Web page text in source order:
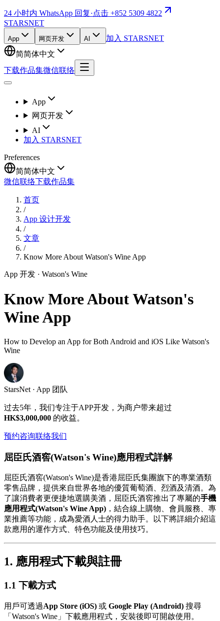
24 小时内 WhatsApp 回复·点击 +852 5309 4822
STARSNET
App 网页开发 AI
加入 STARSNET
简简体中文
下载作品集微信联络
App
网页开发
AI
加入 STARSNET
Preferences
简简体中文
微信联络下载作品集
首页
/
App 设计开发
/
文章
/
Know More About Watson's Wine App
App 开发 · Watson's Wine
Know More About Watson's
Wine App
How to Develop an App for Both Android and iOS Like Watson's
Wine
StarsNet · App 团队
过去5年，我们专注于APP开发，为商户带来超过
HK$3,000,000 的收益。
预约咨询联络我们
屈臣氏酒窖(Watson's Wine)應用程式詳解
屈臣氏酒窖(Watson's Wine)是香港屈臣氏集團旗下的專業酒類
零售品牌，提供來自世界各地的優質葡萄酒、烈酒及清酒。為
了讓消費者更便捷地選購美酒，屈臣氏酒窖推出了專屬的手機
應用程式(Watson's Wine App) ，結合線上購物、會員服務、專
業推薦等功能，成為愛酒人士的得力助手。以下將詳細介紹這
款應用的運作方式、特色功能及使用技巧。
1. 應用程式下載與註冊
1.1 下載方式
用戶可透過App Store (iOS) 或 Google Play (Android) 搜尋
「Watson's Wine」下載應用程式，安裝後即可開啟使用。